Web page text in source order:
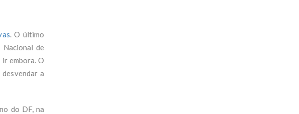
. O último
de
embora. O
a
do DF, na